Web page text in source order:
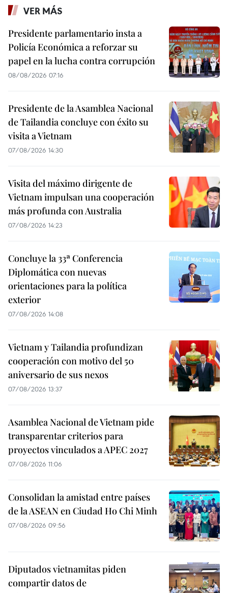
VER MÁS
Presidente parlamentario insta a
Policía Económica a reforzar su
papel en la lucha contra corrupción
08/08/2026 07:16
Presidente de la Asamblea Nacional
de Tailandia concluye con éxito su
visita a Vietnam
07/08/2026 14:30
Visita del máximo dirigente de
Vietnam impulsan una cooperación
más profunda con Australia
07/08/2026 14:23
Concluye la 33ª Conferencia
Diplomática con nuevas
orientaciones para la política
exterior
07/08/2026 14:08
Vietnam y Tailandia profundizan
cooperación con motivo del 50
aniversario de sus nexos
07/08/2026 13:37
Asamblea Nacional de Vietnam pide
transparentar criterios para
proyectos vinculados a APEC 2027
07/08/2026 11:06
Consolidan la amistad entre países
de la ASEAN en Ciudad Ho Chi Minh
07/08/2026 09:56
Diputados vietnamitas piden
compartir datos de